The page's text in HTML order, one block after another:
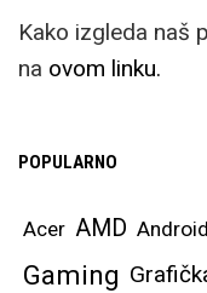
Kako izgleda naš
na ovom linku.
POPULARNO
Acer AMD Android
Gaming